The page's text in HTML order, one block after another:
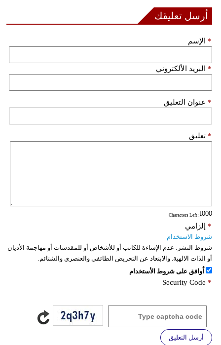
تعليم
علوم
وتكنولوجيا
بيئة
فيديو
أرسل تعليقك
الإسم *
البريد الألكتروني *
عنوان التعليق *
تعليق *
: Characters Left
إلزامي *
شروط الاستخدام
شروط النشر: عدم الإساءة للكاتب أو للأشخاص أو للمقدسات أو مهاجمة الأديان
أو الذات الالهية. والابتعاد عن التحريض الطائفي والعنصري والشتائم.
اُوافق على شروط الأستخدام
Security Code *
أرسل التعليق